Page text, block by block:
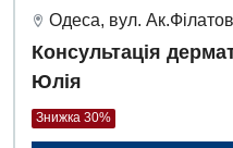
Одеса, вул.
Консультація
Юлія
Знижка 30%